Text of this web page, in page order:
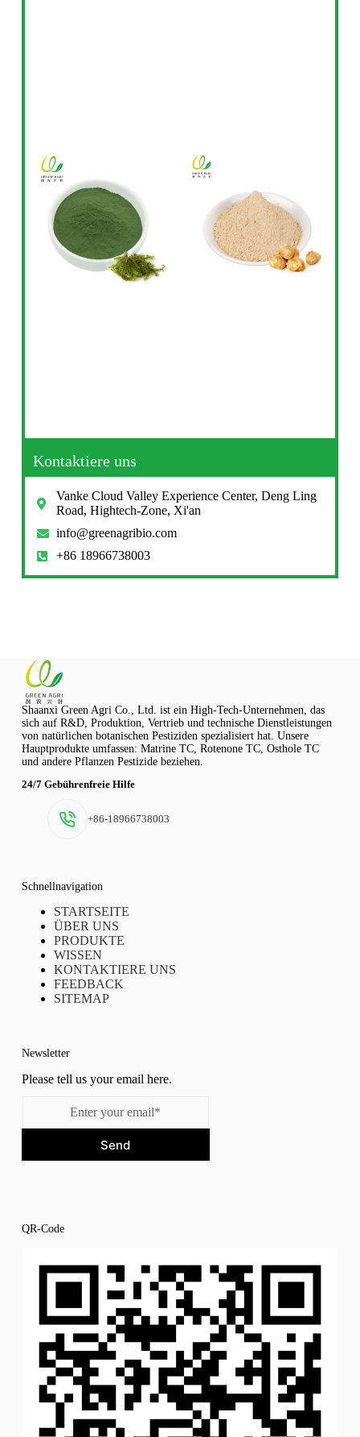
Kontaktiere uns
Vanke Cloud Valley Experience Center, Deng Ling
Road, Hightech-Zone, Xi'an
info@greenagribio.com
+86 18966738003
Shaanxi Green Agri Co., Ltd. ist ein High-Tech-Unternehmen, das
sich auf R&D, Produktion, Vertrieb und technische Dienstleistungen
von natürlichen botanischen Pestiziden spezialisiert hat. Unsere
Hauptprodukte umfassen: Matrine TC, Rotenone TC, Osthole TC
und andere Pflanzen Pestizide beziehen.
24/7 Gebührenfreie Hilfe
+86-18966738003
Schnellnavigation
STARTSEITE
ÜBER UNS
PRODUKTE
WISSEN
KONTAKTIERE UNS
FEEDBACK
SITEMAP
Newsletter
Please tell us your email here.
Send
QR-Code